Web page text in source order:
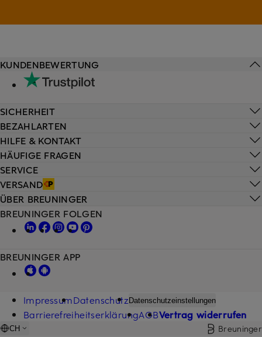
HILFE & KONTAKT
HÄUFIGE FRAGEN
SERVICE
VERSAND
KUNDENBEWERTUNG
SICHERHEIT
BEZAHLARTEN
ÜBER BREUNINGER
BREUNINGER FOLGEN
BREUNINGER APP
ImpressumDatenschutzDatenschutzeinstellungen
BarrierefreiheitserklärungAGBVertrag widerrufen
CH Breuninger